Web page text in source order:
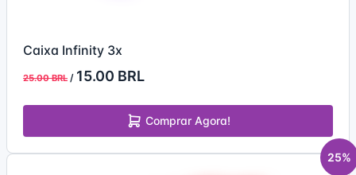
Caixa Infinity 3x
25.00 BRL / 15.00 BRL
Comprar Agora!
25%